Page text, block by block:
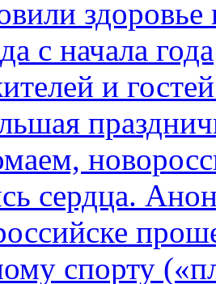
с начала года
и
сердца.
спорту